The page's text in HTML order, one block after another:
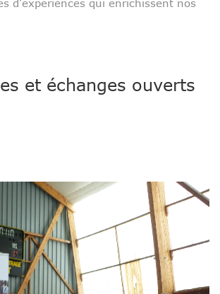
d'expériences qui enrichissent nos
et échanges ouverts